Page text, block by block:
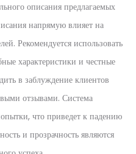
описания предлагаемых
напрямую влияет на
Рекомендуется использовать
характеристики и честные
в заблуждение клиентов
отзывами. Система
что приведет к падению
и прозрачность являются